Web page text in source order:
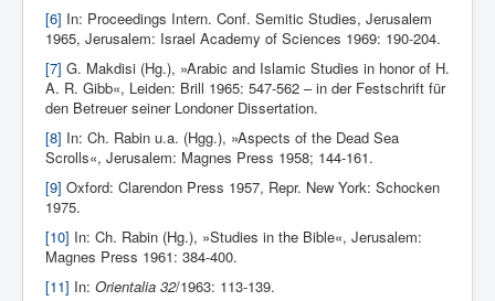
[6] In: Proceedings Intern. Conf. Semitic Studies, Jerusalem
1965, Jerusalem: Israel Academy of Sciences 1969: 190-204.
[7] G. Makdisi (Hg.), »Arabic and Islamic Studies in honor of H.
A. R. Gibb«, Leiden: Brill 1965: 547-562 – in der Festschrift für
den Betreuer seiner Londoner Dissertation.
[8] In: Ch. Rabin u.a. (Hgg.), »Aspects of the Dead Sea
Scrolls«, Jerusalem: Magnes Press 1958; 144-161.
[9] Oxford: Clarendon Press 1957, Repr. New York: Schocken
1975.
[10] In: Ch. Rabin (Hg.), »Studies in the Bible«, Jerusalem:
Magnes Press 1961: 384-400.
[11] In: Orientalia 32/1963: 113-139.